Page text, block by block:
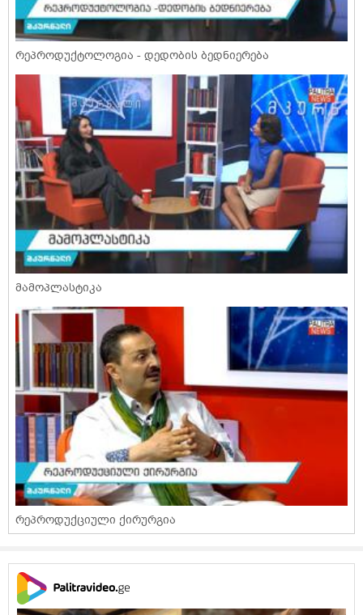
რეპროდუქტოლოგია - დედობის ბედნიერება
მამოპლასტიკა
რეპროდუქციული ქირურგია